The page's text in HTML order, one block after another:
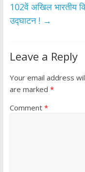
k p
102वें अखिल भारतीय
उद्घाटन ! →
Leave a Reply
Your email address
are marked *
Comment *